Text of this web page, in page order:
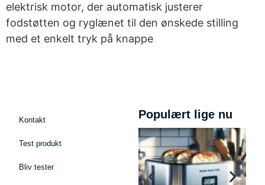
elektrisk motor, der automatisk justerer
fodstøtten og ryglænet til den ønskede stilling
med et enkelt tryk på knappe
Kontakt
Test produkt
Bliv tester
Populært lige nu